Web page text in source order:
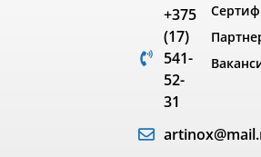
+375
(17)
541-
52-
31